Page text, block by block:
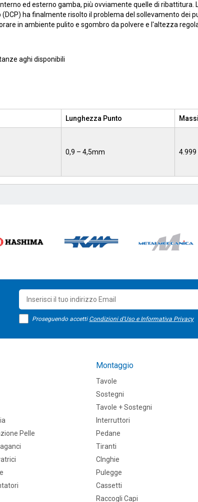
ed esterno gamba, più ovviamente quelle di
ha finalmente risolto il problema del sollevamento dei
in ambiente pulito e sgombro da polvere e l'altezza
aghi disponibili
Lunghezza Punto
0,9 – 4,5mm 4.999
Proseguendo accetti Condizioni d'Uso e Informativa Privacy
Pelle
Montaggio
Tavole
Sostegni
Tavole + Sostegni
Interruttori
Pedane
Tiranti
CInghie
Pulegge
Cassetti
Raccogli Capi